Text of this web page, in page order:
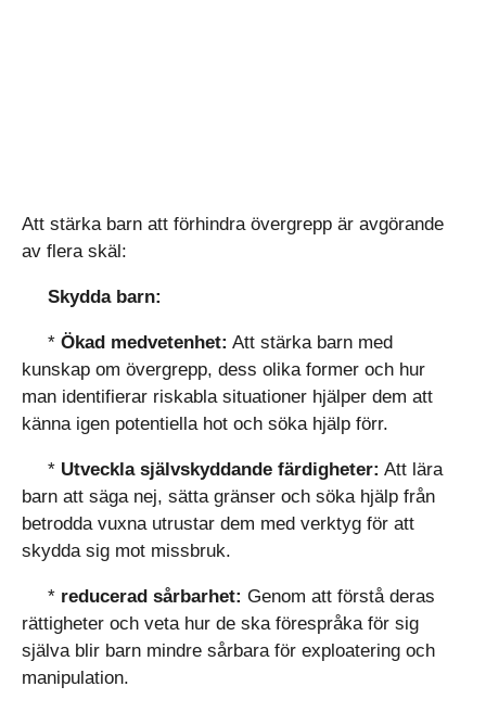
Att stärka barn att förhindra övergrepp är avgörande
av flera skäl:
Skydda barn:
* Ökad medvetenhet: Att stärka barn med
kunskap om övergrepp, dess olika former och hur
man identifierar riskabla situationer hjälper dem att
känna igen potentiella hot och söka hjälp förr.
* Utveckla självskyddande färdigheter: Att lära
barn att säga nej, sätta gränser och söka hjälp från
betrodda vuxna utrustar dem med verktyg för att
skydda sig mot missbruk.
* reducerad sårbarhet: Genom att förstå deras
rättigheter och veta hur de ska förespråka för sig
själva blir barn mindre sårbara för exploatering och
manipulation.